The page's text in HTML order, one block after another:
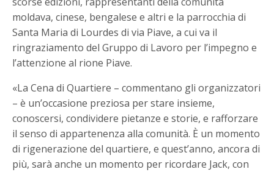
moldava, cinese, bengalese e altri e la parrocchia di
Santa Maria di Lourdes di via Piave, a cui va il
ringraziamento del Gruppo di Lavoro per l’impegno e
l’attenzione al rione Piave.
«La Cena di Quartiere – commentano gli organizzatori
– è un’occasione preziosa per stare insieme,
conoscersi, condividere pietanze e storie, e rafforzare
il senso di appartenenza alla comunità. È un momento
di rigenerazione del quartiere, e quest’anno, ancora di
più, sarà anche un momento per ricordare Jack, con